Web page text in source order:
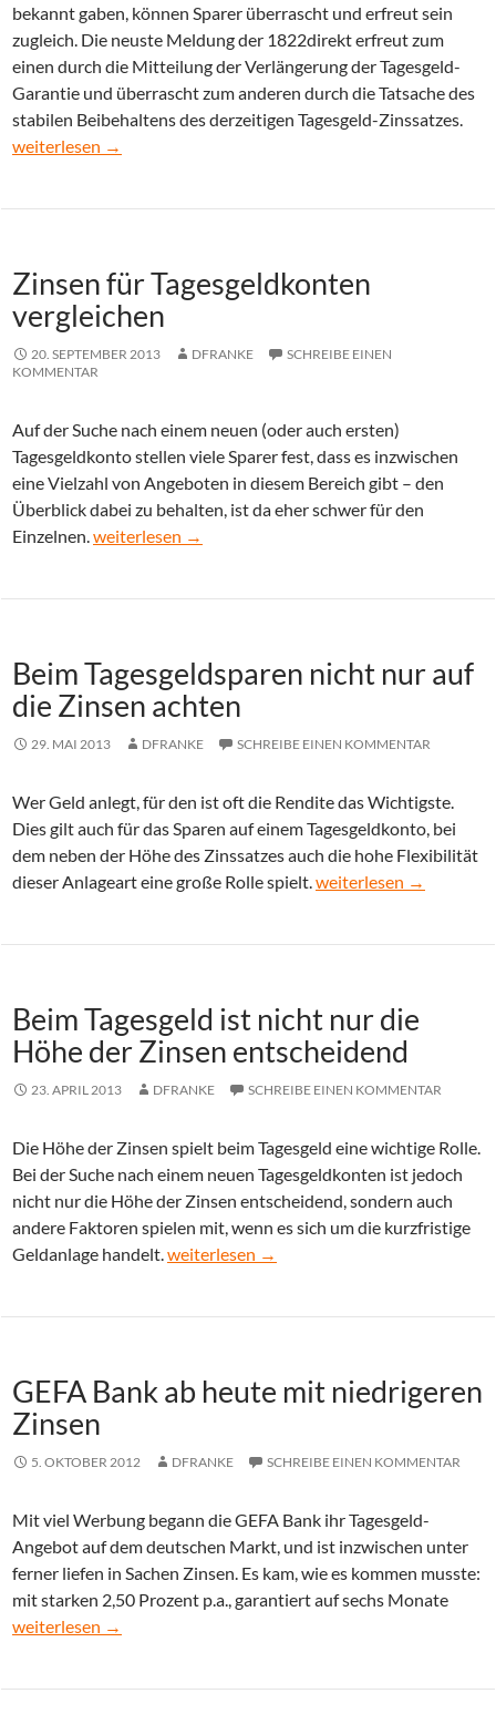
bekannt gaben, können Sparer überrascht und erfreut sein
zugleich. Die neuste Meldung der 1822direkt erfreut zum
einen durch die Mitteilung der Verlängerung der Tagesgeld-
Garantie und überrascht zum anderen durch die Tatsache des
stabilen Beibehaltens des derzeitigen Tagesgeld-Zinssatzes.
1822direkt verlängert Tagesgeld-Garantie
weiterlesen →
Zinsen für Tagesgeldkonten
vergleichen
20. SEPTEMBER 2013 DFRANKE
SCHREIBE EINEN
KOMMENTAR
Auf der Suche nach einem neuen (oder auch ersten)
Tagesgeldkonto stellen viele Sparer fest, dass es inzwischen
eine Vielzahl von Angeboten in diesem Bereich gibt – den
Überblick dabei zu behalten, ist da eher schwer für den
Einzelnen. Zinsen für Tagesgeldkonten vergleichen
weiterlesen →
Beim Tagesgeldsparen nicht nur auf
die Zinsen achten
29. MAI 2013 DFRANKE SCHREIBE EINEN KOMMENTAR
Wer Geld anlegt, für den ist oft die Rendite das Wichtigste.
Dies gilt auch für das Sparen auf einem Tagesgeldkonto, bei
dem neben der Höhe des Zinssatzes auch die hohe Flexibilität
dieser Anlageart eine große Rolle spielt. Beim Tagesgeldsparen
weiterlesen →
Beim Tagesgeld ist nicht nur die
Höhe der Zinsen entscheidend
23. APRIL 2013 DFRANKE SCHREIBE EINEN KOMMENTAR
Die Höhe der Zinsen spielt beim Tagesgeld eine wichtige Rolle.
Bei der Suche nach einem neuen Tagesgeldkonten ist jedoch
nicht nur die Höhe der Zinsen entscheidend, sondern auch
andere Faktoren spielen mit, wenn es sich um die kurzfristige
Geldanlage handelt. Beim Tagesgeld ist nicht nur die Höhe der
weiterlesen →
GEFA Bank ab heute mit niedrigeren
Zinsen
5. OKTOBER 2012 DFRANKE SCHREIBE EINEN KOMMENTAR
Mit viel Werbung begann die GEFA Bank ihr Tagesgeld-
Angebot auf dem deutschen Markt, und ist inzwischen unter
ferner liefen in Sachen Zinsen. Es kam, wie es kommen musste:
mit starken 2,50 Prozent p.a., garantiert auf sechs Monate
GEFA Bank ab heute mit niedrigeren Zinsen
weiterlesen →